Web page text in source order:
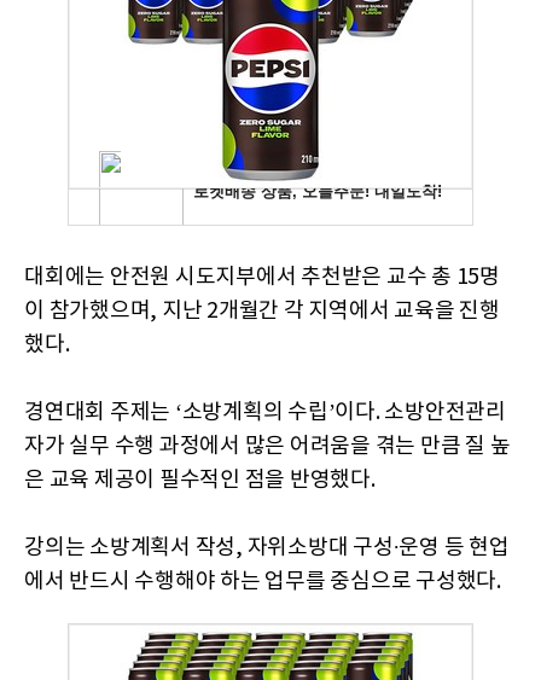
대회에는 안전원 시도지부에서 추천받은 교수 총 15명
이 참가했으며, 지난 2개월간 각 지역에서 교육을 진행
했다.
경연대회 주제는 ‘소방계획의 수립’이다. 소방안전관리
자가 실무 수행 과정에서 많은 어려움을 겪는 만큼 질 높
은 교육 제공이 필수적인 점을 반영했다.
강의는 소방계획서 작성, 자위소방대 구성·운영 등 현업
에서 반드시 수행해야 하는 업무를 중심으로 구성했다.